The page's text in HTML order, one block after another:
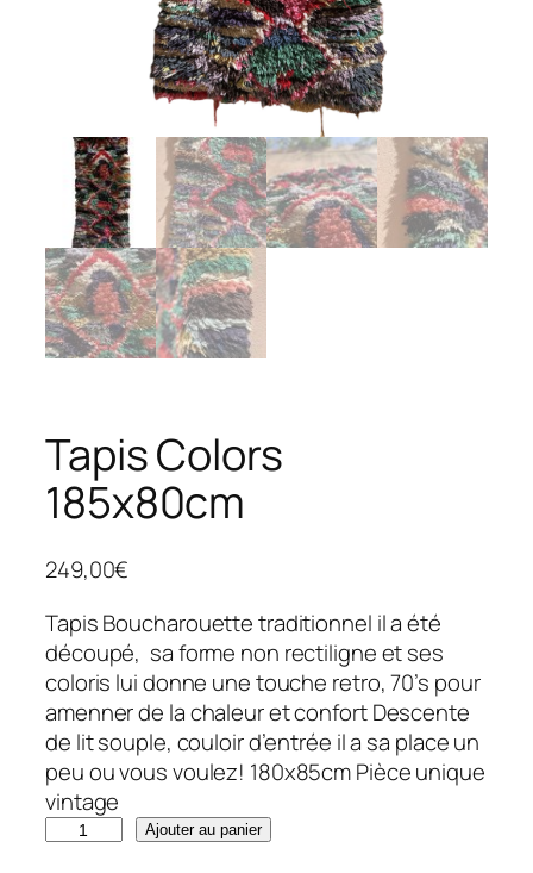
Tapis Colors
185x80cm
249,00€
Tapis Boucharouette traditionnel il a été
découpé, sa forme non rectiligne et ses
coloris lui donne une touche retro, 70’s pour
amenner de la chaleur et confort Descente
de lit souple, couloir d’entrée il a sa place un
peu ou vous voulez! 180x85cm Pièce unique
vintage
Ajouter au panier